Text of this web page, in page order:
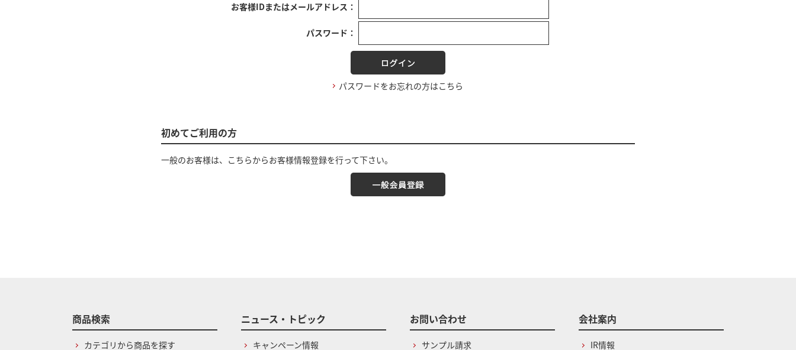
お客様IDまたはメールアドレス：
パスワード：
パスワードをお忘れの方はこちら
初めてご利用の方
一般のお客様は、こちらからお客様情報登録を行って下さい。
商品検索
カテゴリから商品を探す
ニュース・トピック
キャンペーン情報
お問い合わせ
サンプル請求
会社案内
IR情報